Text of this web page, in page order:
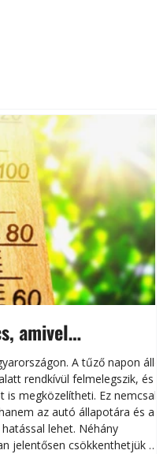
amivel
a nyári károktól
A tűző napon álló
rendkívül felmelegszik, és
megközelítheti. Ez nemcsak
az autó állapotára és a
lehet. Néhány
jelentősen csökkenthetjük a